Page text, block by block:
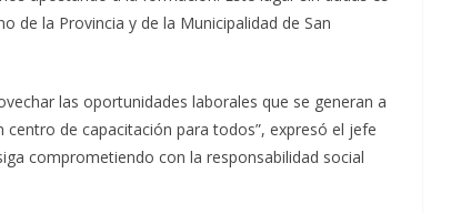
de la Provincia y de la Municipalidad de San
las oportunidades laborales que se generan a
de capacitación para todos”, expresó el jefe
comprometiendo con la responsabilidad social